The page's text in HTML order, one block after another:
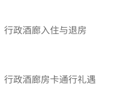
行政酒廊入住与退房
行政酒廊房卡通行礼遇